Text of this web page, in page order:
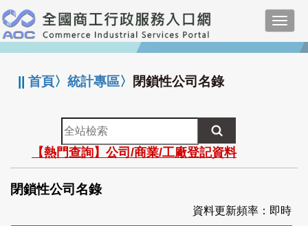
跳
到
主
要
:::
||首頁〉統計專區〉 閉鎖性公司名錄
全
站
檢
索
【熱門查詢】公司/商業/工廠登記資料
閉鎖性公司名錄
資料更新頻率：即時